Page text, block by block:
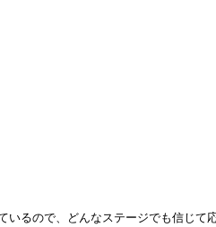
いるので、どんなステージでも信じて